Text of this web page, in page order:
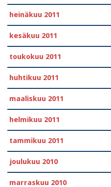
heinäkuu 2011
kesäkuu 2011
toukokuu 2011
huhtikuu 2011
maaliskuu 2011
helmikuu 2011
tammikuu 2011
joulukuu 2010
marraskuu 2010